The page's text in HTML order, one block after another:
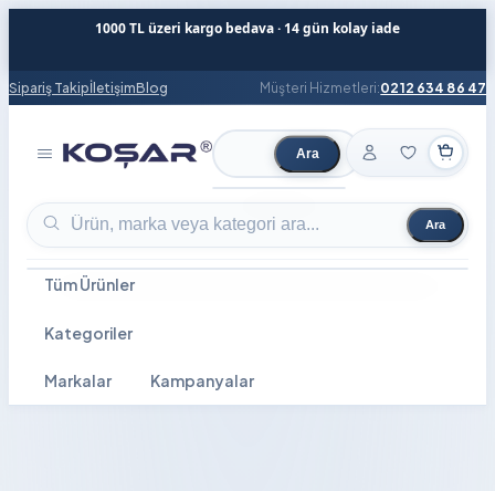
1000 TL üzeri kargo bedava · 14 gün kolay iade
Sipariş TakipİletişimBlog Müşteri Hizmetleri:0212 634 86 47
Ürün ara Ara
Ürün ara Ara
Tüm Ürünler
Kategoriler
Markalar Kampanyalar